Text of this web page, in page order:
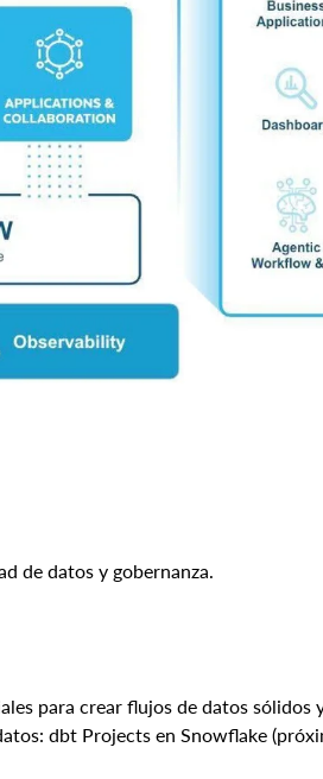
de datos y gobernanza.
para crear flujos de datos sólidos
dbt Projects en Snowflake